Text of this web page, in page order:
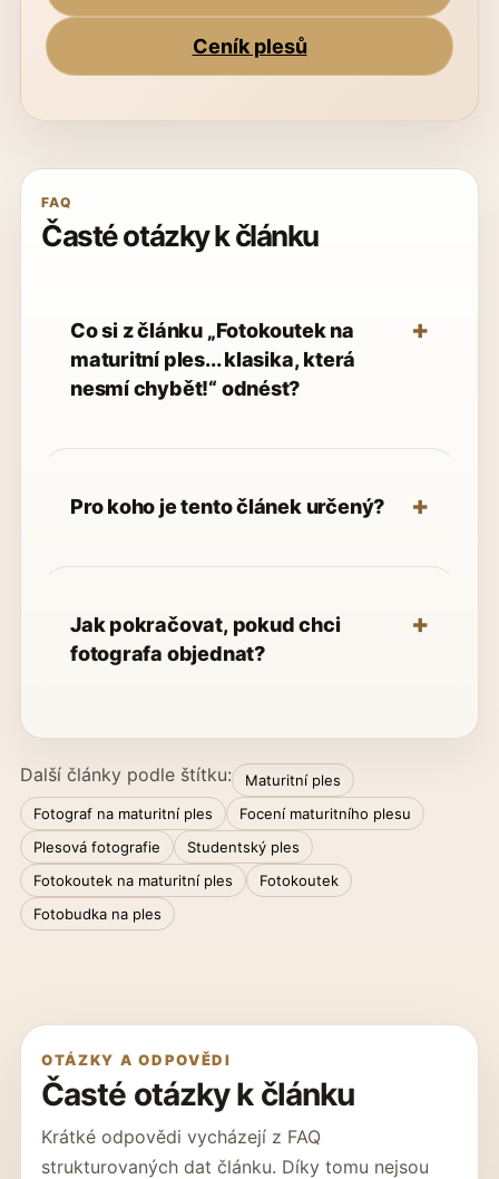
Ceník plesů
FAQ
Časté otázky k článku
Co si z článku „Fotokoutek na
maturitní ples... klasika, která
nesmí chybět!“ odnést?
Pro koho je tento článek určený?
Jak pokračovat, pokud chci
fotografa objednat?
Další články podle štítku:
Maturitní ples
Fotograf na maturitní ples
Focení maturitního plesu
Plesová fotografie
Studentský ples
Fotokoutek na maturitní ples
Fotokoutek
Fotobudka na ples
OTÁZKY A ODPOVĚDI
Časté otázky k článku
Krátké odpovědi vycházejí z FAQ
strukturovaných dat článku. Díky tomu nejsou